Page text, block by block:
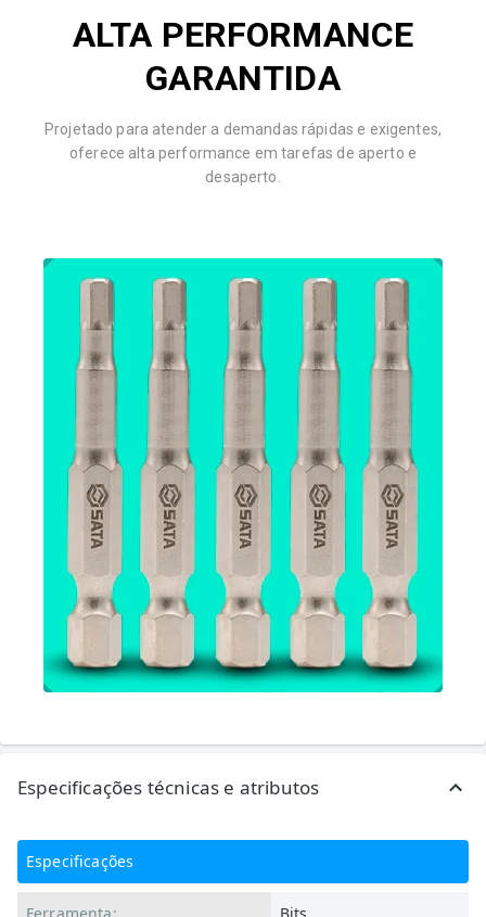
ALTA PERFORMANCE
GARANTIDA
Projetado para atender a demandas rápidas e exigentes,
oferece alta performance em tarefas de aperto e
desaperto.
Especificações técnicas e atributos
Especificações